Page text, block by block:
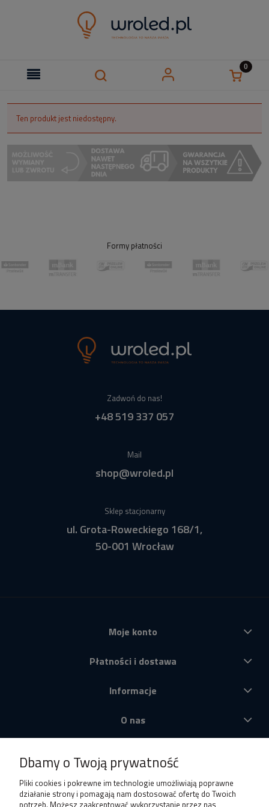
Ten produkt jest niedostępny.
Formy płatności
Zadwoń do nas!
+48 519 337 057
Mail
shop@wroled.pl
Sklep stacjonarny
ul. Grota-Roweckiego 168/1,
50-001 Wrocław
Moje konto
Płatności i dostawa
Informacje
O nas
Dbamy o Twoją prywatność
Pliki cookies i pokrewne im technologie umożliwiają poprawne
działanie strony i pomagają nam dostosować ofertę do Twoich
potrzeb. Możesz zaakceptować wykorzystanie przez nas